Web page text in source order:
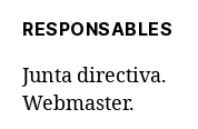
RESPONSABLES
Junta directiva.
Webmaster.